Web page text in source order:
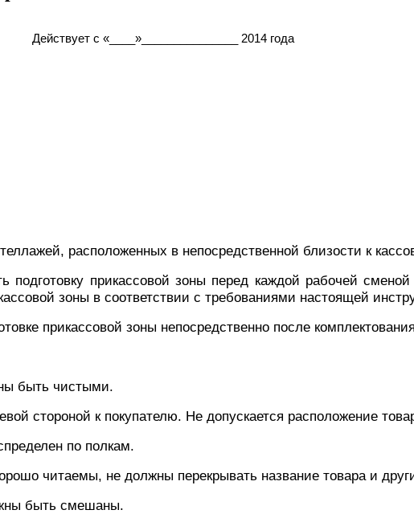
Действует с «____»_______________ 2014 года
расположенных в непосредственной близости к
подготовку прикассовой зоны перед каждой рабочей
зоны в соответствии с требованиями настоящей
прикассовой зоны непосредственно после
быть чистыми.
стороной к покупателю. Не допускается расположение
по полкам.
читаемы, не должны перекрывать название товара и
быть смешаны.